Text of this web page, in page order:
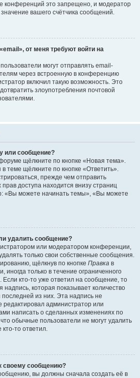
конференций это запрещено, и модератор
вашего счётчика сообщений.
от меня требуют войти на
могут отправлять email-
через встроенную в конференцию
включил такую возможность. Это
злоупотребления почтовой
или сообщение?
щёлкните по кнопке «Новая тема».
теме щёлкните по кнопке «Ответить».
прежде чем отправить
доступа находится внизу страниц
«Вы можете начинать темы», «Вы можете
удалить сообщение?
или модератором конференции,
только свои собственные сообщения.
щёлкнув по кнопке Правка в
только в течение ограниченного
Если кто-то уже ответил на сообщение, то
которая показывает количество
из них. Эта надпись не
администратор или
написать о сделанных изменениях по
обычные пользователи не могут удалить
то ответил.
своему сообщению?
вы должны сначала создать её в